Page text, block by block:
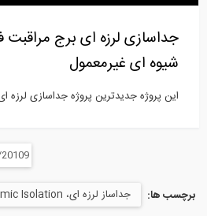
جداسازی لرزه ای برج مراقبت
شیوه ای غیرمعمول
این پروژه جدیدترین پروژه جداسازی لرزه
برچسب ها: جداساز لرزه ای، Seismic Isolation